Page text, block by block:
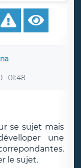
01:48
se sujet mais
une
le sujet.